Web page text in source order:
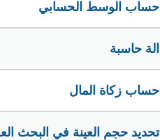
حساب الوسط الحسابي
الة حاسبة
حساب زكاة المال
تحديد حجم العينة في البحث